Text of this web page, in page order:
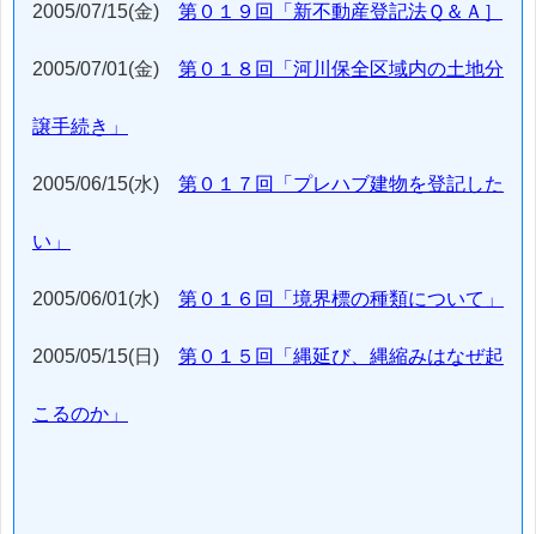
2005/07/15(金) 第０１９回「新不動産登記法Ｑ＆Ａ］
2005/07/01(金) 第０１８回「河川保全区域内の土地分
譲手続き」
2005/06/15(水) 第０１７回「プレハブ建物を登記した
い」
2005/06/01(水) 第０１６回「境界標の種類について」
2005/05/15(日) 第０１５回「縄延び、縄縮みはなぜ起
こるのか」